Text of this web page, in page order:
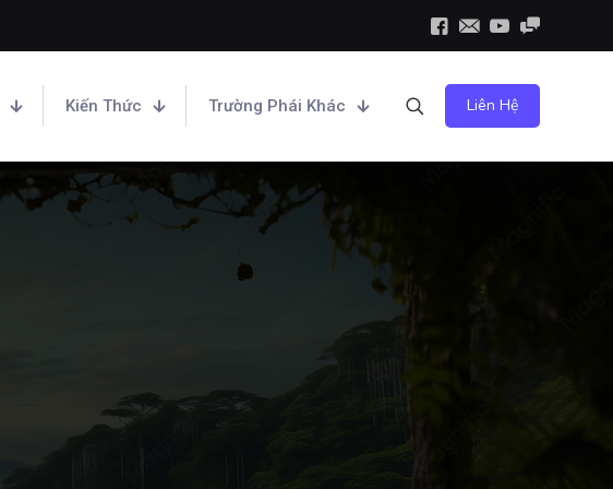
Kiến Thức Trường Phái Khác Liên Hệ